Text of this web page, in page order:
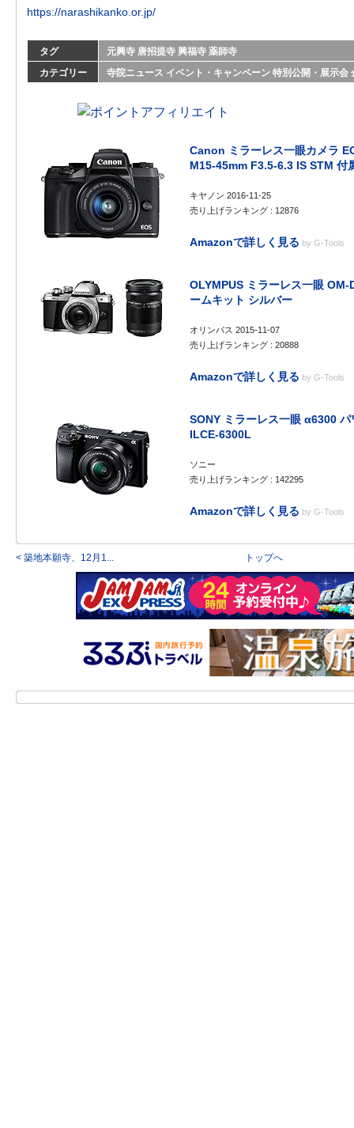
https://narashikanko.or.jp/
タグ 元興寺 唐招提寺 興福寺 薬師寺
カテゴリー
寺院ニュース イベント・キャンペーン 特別公開・展示会
Canon ミラーレス一眼カメラ
M15-45mm F3.5-6.3 IS STM 付
キヤノン 2016-11-25
売り上げランキング : 12876
Amazonで詳しく見る by G-Tools
OLYMPUS ミラーレス一眼
ームキット シルバー
オリンパス 2015-11-07
売り上げランキング : 20888
Amazonで詳しく見る by G-Tools
SONY ミラーレス一眼 α6300
ILCE-6300L
ソニー
売り上げランキング : 142295
Amazonで詳しく見る by G-Tools
< 築地本願寺、12月1... トップへ